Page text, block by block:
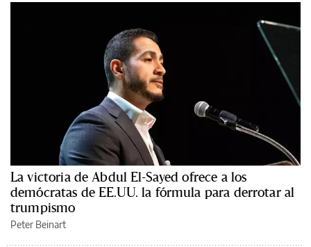
La victoria de Abdul El-Sayed ofrece a los
demócratas de EE.UU. la fórmula para derrotar al
trumpismo
Peter Beinart